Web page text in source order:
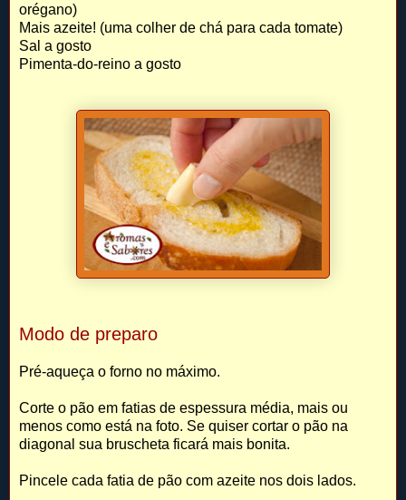
orégano)
Mais azeite! (uma colher de chá para cada tomate)
Sal a gosto
Pimenta-do-reino a gosto
Modo de preparo
Pré-aqueça o forno no máximo.
Corte o pão em fatias de espessura média, mais ou
menos como está na foto. Se quiser cortar o pão na
diagonal sua bruscheta ficará mais bonita.
Pincele cada fatia de pão com azeite nos dois lados.